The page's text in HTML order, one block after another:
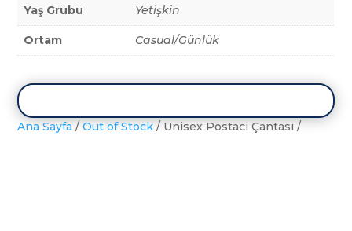
Yaş Grubu Yetişkin
Ortam Casual/Günlük
Ana Sayfa /Out of Stock / Unisex Postacı Çantası /